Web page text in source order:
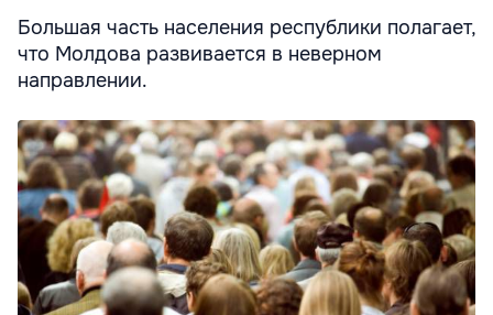
Большая часть населения республики полагает,
что Молдова развивается в неверном
направлении.